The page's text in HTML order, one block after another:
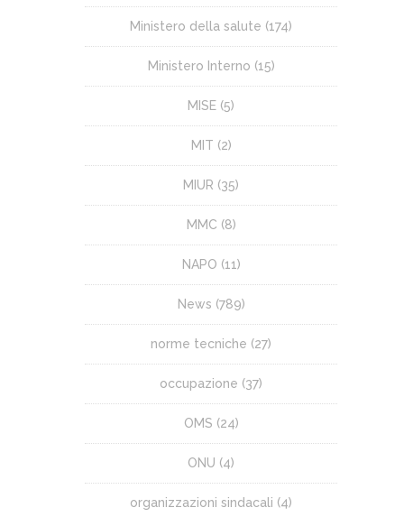
Ministero della salute (174)
Ministero Interno (15)
MISE (5)
MIT (2)
MIUR (35)
MMC (8)
NAPO (11)
News (789)
norme tecniche (27)
occupazione (37)
OMS (24)
ONU (4)
organizzazioni sindacali (4)